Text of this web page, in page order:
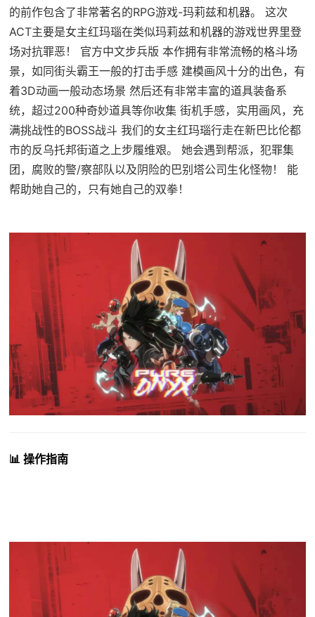
的前作包含了非常著名的RPG游戏-玛莉兹和机器。 这次
ACT主要是女主红玛瑙在类似玛莉兹和机器的游戏世界里登
场对抗罪恶！ 官方中文步兵版 本作拥有非常流畅的格斗场
景，如同街头霸王一般的打击手感 建模画风十分的出色，有
着3D动画一般动态场景 然后还有非常丰富的道具装备系
统，超过200种奇妙道具等你收集 街机手感，实用画风，充
满挑战性的BOSS战斗 我们的女主红玛瑙行走在新巴比伦都
市的反乌托邦街道之上步履维艰。 她会遇到帮派，犯罪集
团，腐败的警/察部队以及阴险的巴别塔公司生化怪物！ 能
帮助她自己的，只有她自己的双拳！
📊 操作指南